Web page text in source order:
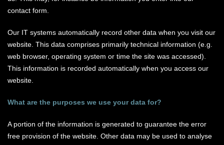
contact form.
Our IT systems automatically record other data when you visit our
website. This data comprises primarily technical information (e.g.
web browser, operating system or time the site was accessed).
This information is recorded automatically when you access our
website.
What are the purposes we use your data for?
A portion of the information is generated to guarantee the error
free provision of the website. Other data may be used to analyse